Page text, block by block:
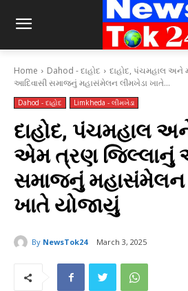
Home Dahod - દાહોદ
દાહોદ, પંચમહાલ અને
આદિવાસી સમાજનું મહાસંમેલન લીમખેડા ખાતે...
Dahod - દાહોદ Limkheda - લીમખેડા
દાહોદ, પંચમહાલ
એમ ત્રણ જિલ્લાનું
સમાજનું મહાસંમેલન
ખાતે યોજાયું
By NewsTok24 March 3, 2025